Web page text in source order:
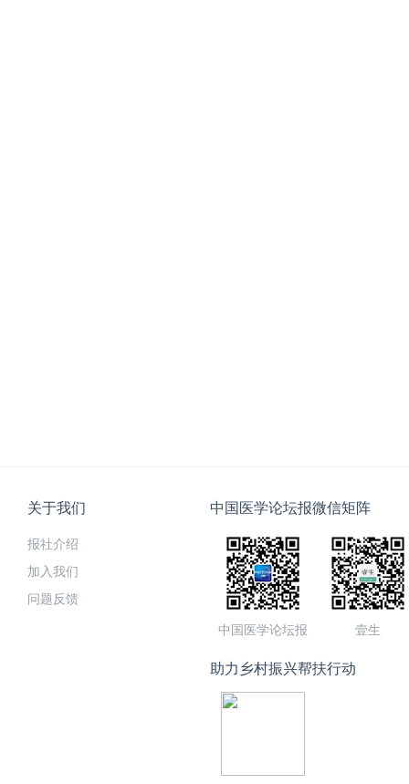
关于我们
报社介绍
加入我们
问题反馈
中国医学论坛报微信矩阵
中国医学论坛报 壹生
助力乡村振兴帮扶行动